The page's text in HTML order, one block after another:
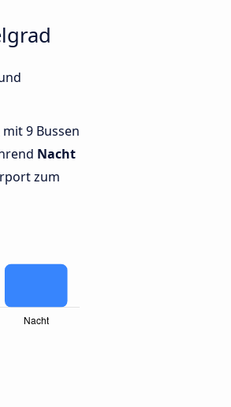
mit 9 Bussen
Nacht
zum